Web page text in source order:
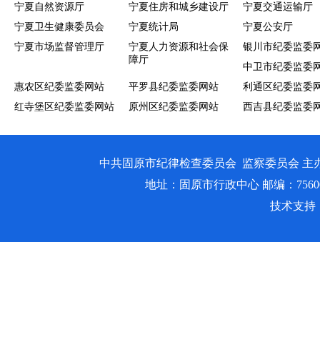
宁夏自然资源厅
宁夏住房和城乡建设厅
宁夏交通运输厅
宁夏卫生健康委员会
宁夏统计局
宁夏公安厅
宁夏市场监督管理厅
宁夏人力资源和社会保
障厅
银川市纪委监委
中卫市纪委监委
惠农区纪委监委网站
平罗县纪委监委网站
利通区纪委监委
红寺堡区纪委监委网站
原州区纪委监委网站 西吉县纪委监委
中共固原市纪律检查委员会 监察委员会
地址：固原市行政中心 邮编：
技术支持